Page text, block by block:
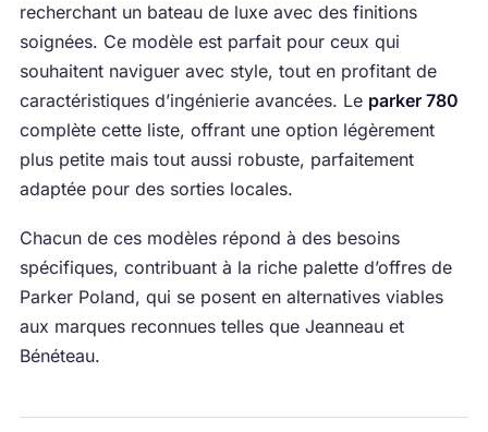
recherchant un bateau de luxe avec des finitions
soignées. Ce modèle est parfait pour ceux qui
souhaitent naviguer avec style, tout en profitant de
caractéristiques d’ingénierie avancées. Le parker 780
complète cette liste, offrant une option légèrement
plus petite mais tout aussi robuste, parfaitement
adaptée pour des sorties locales.
Chacun de ces modèles répond à des besoins
spécifiques, contribuant à la riche palette d’offres de
Parker Poland, qui se posent en alternatives viables
aux marques reconnues telles que Jeanneau et
Bénéteau.